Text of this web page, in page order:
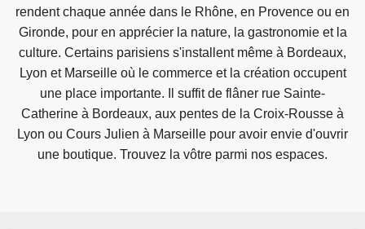
rendent chaque année dans le Rhône, en Provence ou en
Gironde, pour en apprécier la nature, la gastronomie et la
culture. Certains parisiens s'installent même à Bordeaux,
Lyon et Marseille où le commerce et la création occupent
une place importante. Il suffit de flâner rue Sainte-
Catherine à Bordeaux, aux pentes de la Croix-Rousse à
Lyon ou Cours Julien à Marseille pour avoir envie d'ouvrir
une boutique. Trouvez la vôtre parmi nos espaces.